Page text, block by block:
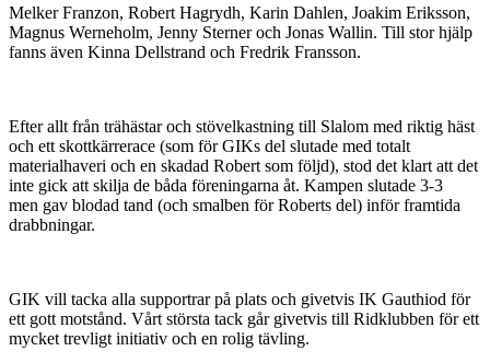
Melker Franzon, Robert Hagrydh, Karin Dahlen, Joakim Eriksson,
Magnus Werneholm, Jenny Sterner och Jonas Wallin. Till stor hjälp
fanns även Kinna Dellstrand och Fredrik Fransson.
Efter allt från trähästar och stövelkastning till Slalom med riktig häst
och ett skottkärrerace (som för GIKs del slutade med totalt
materialhaveri och en skadad Robert som följd), stod det klart att det
inte gick att skilja de båda föreningarna åt. Kampen slutade 3-3
men gav blodad tand (och smalben för Roberts del) inför framtida
drabbningar.
GIK vill tacka alla supportrar på plats och givetvis IK Gauthiod för
ett gott motstånd. Vårt största tack går givetvis till Ridklubben för ett
mycket trevligt initiativ och en rolig tävling.